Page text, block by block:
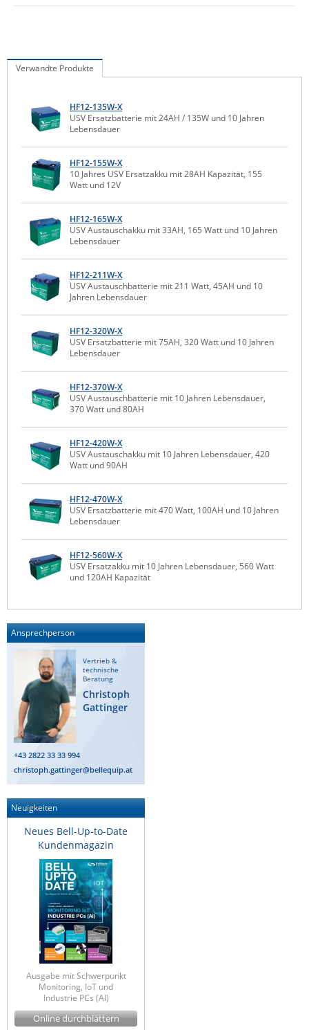
Kerlink
KVM TEC
Legrand
LigoWave
Milesight
Moxa
Netio
Panorama Antennas
PatchSee
Power Kingdom
Poynting
Riello UPS
Server Technology
Siretta
SIRIO Antenne
Tactical Software
TEKTELIC
Teltonika
Unwired Networks
WATTECO
Yuasa
ZPE Systems
News zu unseren Herstellern
Verwandte Produkte
HF12-135W-X
USV Ersatzbatterie mit 24AH / 135W und 10 Jahren
Lebensdauer
HF12-155W-X
10 Jahres USV Ersatzakku mit 28AH Kapazität, 155
Watt und 12V
HF12-165W-X
USV Austauschakku mit 33AH, 165 Watt und 10 Jahren
Lebensdauer
HF12-211W-X
USV Austauschbatterie mit 211 Watt, 45AH und 10
Jahren Lebensdauer
HF12-320W-X
USV Ersatzbatterie mit 75AH, 320 Watt und 10 Jahren
Lebensdauer
HF12-370W-X
USV Austauschbatterie mit 10 Jahren Lebensdauer,
370 Watt und 80AH
HF12-420W-X
USV Austauschakku mit 10 Jahren Lebensdauer, 420
Watt und 90AH
HF12-470W-X
USV Ersatzbatterie mit 470 Watt, 100AH und 10 Jahren
Lebensdauer
HF12-560W-X
USV Ersatzakku mit 10 Jahren Lebensdauer, 560 Watt
und 120AH Kapazität
Ansprechperson
Vertrieb &
technische
Beratung
Christoph
Gattinger
+43 2822 33 33 994
christoph.gattinger@bellequip.at
Neuigkeiten
Neues Bell-Up-to-Date
Kundenmagazin
Ausgabe mit Schwerpunkt
Monitoring, IoT und
Industrie PCs (AI)
Online durchblättern